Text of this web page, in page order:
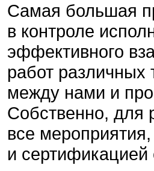
Самая большая
в контроле
эффективного
работ различных
между нами и
Собственно, для
все
и